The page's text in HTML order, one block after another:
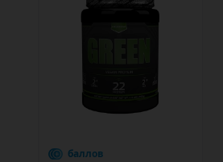
баллов